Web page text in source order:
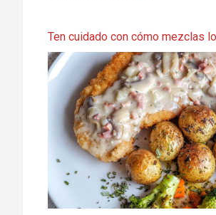
Ten cuidado con cómo mezclas